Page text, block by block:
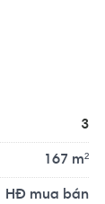
cho thuê
3
167 m²
HĐ mua bán